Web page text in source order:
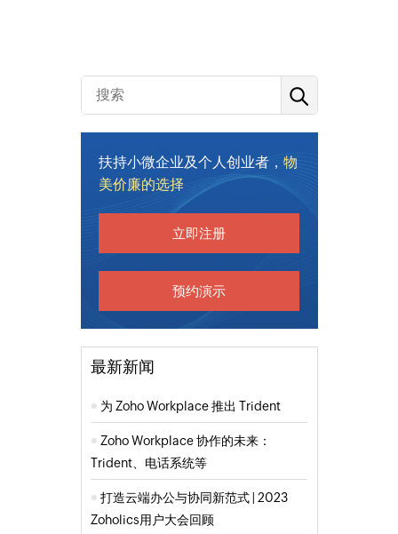
扶持小微企业及个人创业者， 物
美价廉的选择
立即注册
预约演示
最新新闻
为 Zoho Workplace 推出 Trident
Zoho Workplace 协作的未来：
Trident、电话系统等
打造云端办公与协同新范式 | 2023
Zoholics用户大会回顾